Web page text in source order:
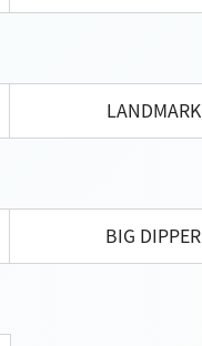
LANDMARK
BIG DIPPER